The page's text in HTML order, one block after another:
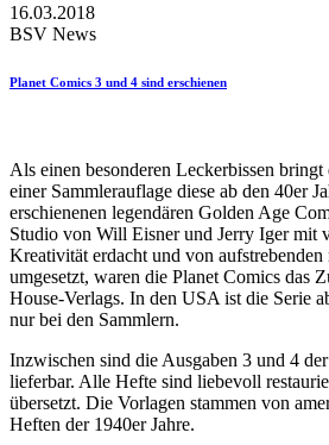
16.03.2018
BSV News
Planet Comics 3 und 4 sind erschienen
Als einen besonderen Leckerbissen
einer Sammlerauflage diese ab den 40er
erschienenen legendären Golden Age
Studio von Will Eisner und Jerry Iger mit
Kreativität erdacht und von aufstrebenden
umgesetzt, waren die Planet Comics das
House-Verlags. In den USA ist die Serie
nur bei den Sammlern.
Inzwischen sind die Ausgaben 3 und 4
lieferbar. Alle Hefte sind liebevoll
übersetzt. Die Vorlagen stammen von
Heften der 1940er Jahre.